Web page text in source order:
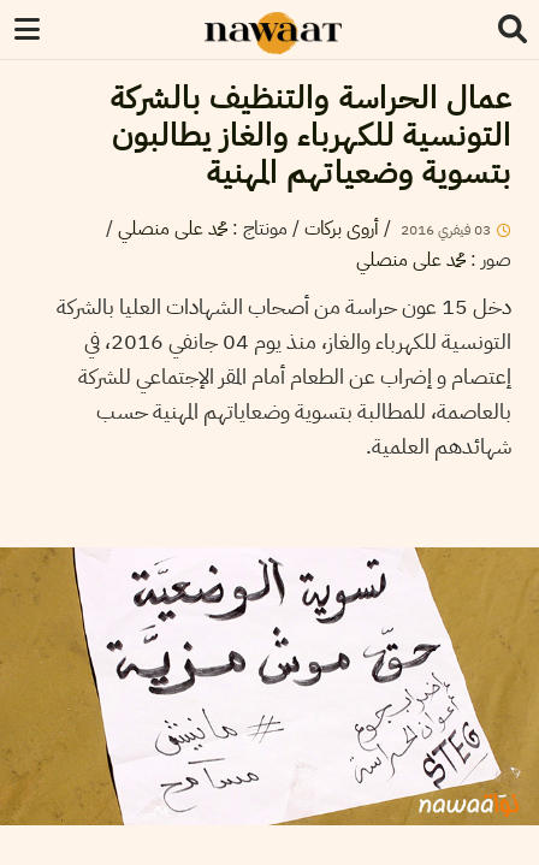
عمال الحراسة والتنظيف بالشركة
التونسية للكهرباء والغاز يطالبون
بتسوية وضعياتهم المهنية
03فيفري2016
/أروى بركات/ مونتاج : محمد على منصلي/
صور : محمد على منصلي
دخل 15 عون حراسة من أصحاب الشهادات العليا بالشركة
التونسية للكهرباء والغاز، منذ يوم 04 جانفي 2016، في
إعتصام و إضراب عن الطعام أمام المقر الإجتماعي للشركة
بالعاصمة، للمطالبة بتسوية وضعاياتهم المهنية حسب
شهائدهم العلمية.